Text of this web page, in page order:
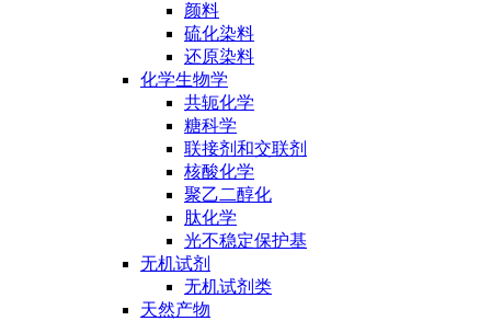
颜料
硫化染料
还原染料
化学生物学
共轭化学
糖科学
联接剂和交联剂
核酸化学
聚乙二醇化
肽化学
光不稳定保护基
无机试剂
无机试剂类
天然产物